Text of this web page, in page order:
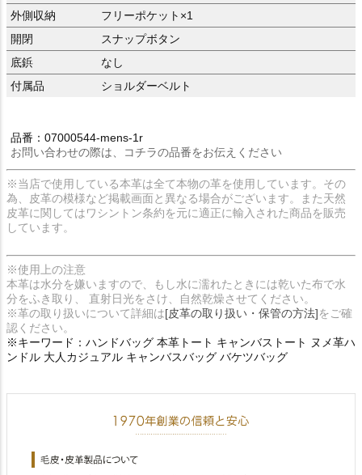
外側収納
フリーポケット×1
開閉
スナップボタン
底鋲
なし
付属品
ショルダーベルト
品番：07000544-mens-1r
お問い合わせの際は、コチラの品番をお伝えください
※当店で使用している本革は全て本物の革を使用しています。その
為、皮革の模様など掲載画面と異なる場合がございます。また天然
皮革に関してはワシントン条約を元に適正に輸入された商品を販売
しています。
※使用上の注意
本革は水分を嫌いますので、もし水に濡れたときには乾いた布で水
分をふき取り、 直射日光をさけ、自然乾燥させてください。
※革の取り扱いについて詳細は[皮革の取り扱い・保管の方法]をご確
認ください。
※キーワード：ハンドバッグ 本革トート キャンバストート ヌメ革ハ
ンドル 大人カジュアル キャンバスバッグ バケツバッグ